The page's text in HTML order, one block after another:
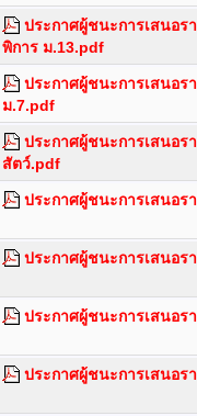
ประกาศผู้ชนะการเสนอ
พิการ ม.13.pdf
ประกาศผู้ชนะการเสนอร
ม.7.pdf
ประกาศผู้ชนะการเสนอ
สัตว์.pdf
ประกาศผู้ชนะการเสนอ
ประกาศผู้ชนะการเสนอ
ประกาศผู้ชนะการเสนอร
ประกาศผู้ชนะการเสนอ